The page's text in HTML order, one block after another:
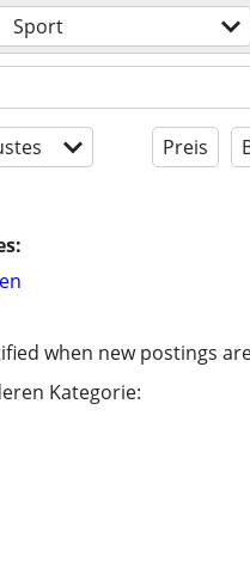
Sport
Preis
when new postings
Kategorie: